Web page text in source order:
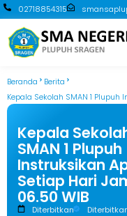
02718854315
Beranda
Berita
Kepala Sekolah SMAN 1
Kepala
SMAN 1 Plupuh
Instruksikan
Setiap Hari
06.50 WIB
Diterbitkan